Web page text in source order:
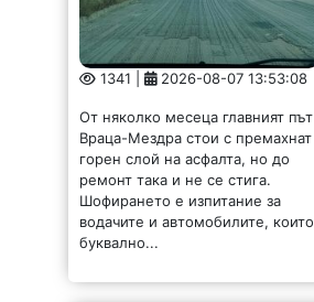
1341 | 2026-08-07 13:53:08
От няколко месеца главният път
Враца-Мездра стои с премахнат
горен слой на асфалта, но до
ремонт така и не се стига.
Шофирането е изпитание за
водачите и автомобилите, които
буквално...